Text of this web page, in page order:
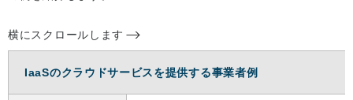
横にスクロールします
IaaSのクラウドサービスを提供する事業者例